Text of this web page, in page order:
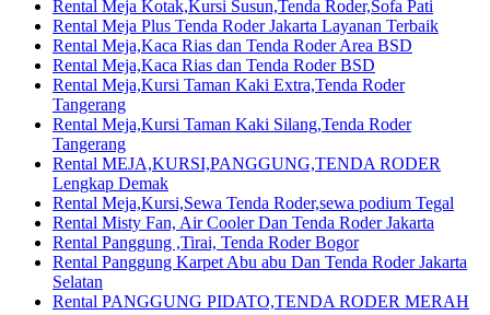
Rental Meja Kotak,Kursi Susun,Tenda Roder,Sofa Pati
Rental Meja Plus Tenda Roder Jakarta Layanan Terbaik
Rental Meja,Kaca Rias dan Tenda Roder Area BSD
Rental Meja,Kaca Rias dan Tenda Roder BSD
Rental Meja,Kursi Taman Kaki Extra,Tenda Roder
Tangerang
Rental Meja,Kursi Taman Kaki Silang,Tenda Roder
Tangerang
Rental MEJA,KURSI,PANGGUNG,TENDA RODER
Lengkap Demak
Rental Meja,Kursi,Sewa Tenda Roder,sewa podium Tegal
Rental Misty Fan, Air Cooler Dan Tenda Roder Jakarta
Rental Panggung ,Tirai, Tenda Roder Bogor
Rental Panggung Karpet Abu abu Dan Tenda Roder Jakarta
Selatan
Rental PANGGUNG PIDATO,TENDA RODER MERAH